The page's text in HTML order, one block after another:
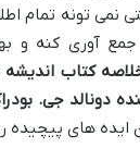
نمی تونه تمام
آوری کنه و
کتاب
دونالد جی.
ایده های پیچیده